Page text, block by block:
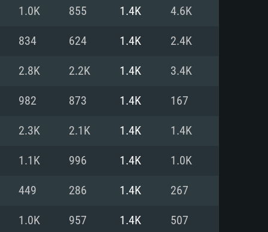
DirectX 11 ou plus et
1060 et plus, Radeon RX
Vega II ou plus avec
1060 avec les derniers
mois) / de même pour AMD
les derniers drivers de
1.0K 855 1.4K 4.6K
834 624 1.4K 2.4K
2.8K 2.2K 1.4K 3.4K
982 873 1.4K 167
2.3K 2.1K 1.4K 1.4K
1.1K 996 1.4K 1.0K
449 286 1.4K 267
1.0K 957 1.4K 507